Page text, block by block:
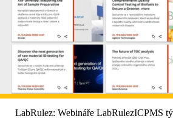
LabRulez: Webináře LabRulezICPMS